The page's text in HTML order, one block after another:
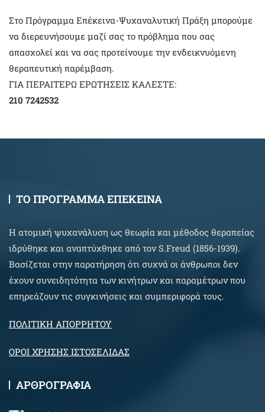
Στο Πρόγραμμα Επέκεινα-Ψυχαναλυτική Πράξη μπορούμε
να διερευνήσουμε μαζί σας το πρόβλημα που σας
απασχολεί και να σας προτείνουμε την ενδεικνυόμενη
θεραπευτική παρέμβαση.
ΓΙΑ ΠΕΡΑΙΤΕΡΩ ΕΡΩΤΗΣΕΙΣ ΚΑΛΕΣΤΕ:
210 7242532
ΤΟ ΠΡΟΓΡΑΜΜΑ ΕΠΕΚΕΙΝΑ
Η ατομική ψυχανάλυση ως θεωρία και μέθοδος θεραπείας
ιδρύθηκε και αναπτύχθηκε από τον S.Freud (1856-1939).
Βασίζεται στην παρατήρηση ότι συχνά οι άνθρωποι δεν
έχουν συνειδητότητα των κινήτρων και παραμέτρων που
επηρεάζουν τις συγκινήσεις και συμπεριφορά τους.
ΠΟΛΙΤΙΚΗ ΑΠΟΡΡΗΤΟΥ
ΟΡΟΙ ΧΡΗΣΗΣ ΙΣΤΟΣΕΛΙΔΑΣ
ΑΡΘΡΟΓΡΑΦΙΑ